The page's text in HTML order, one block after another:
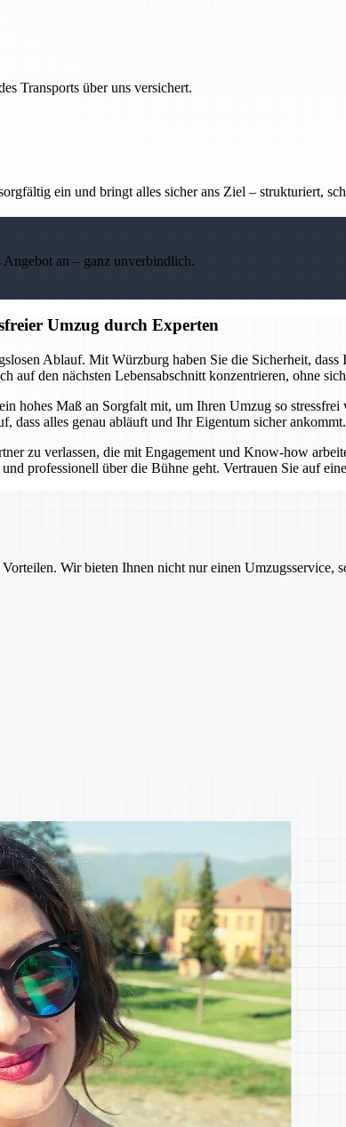
Transports über uns versichert.
ein und bringt alles sicher ans Ziel – strukturiert,
an – ganz unverbindlich.
Umzug durch Experten
Ablauf. Mit Würzburg haben Sie die Sicherheit,
auf den nächsten Lebensabschnitt konzentrieren, ohne
hohes Maß an Sorgfalt mit, um Ihren Umzug so
dass alles genau abläuft und Ihr Eigentum sicher ankommt.
zu verlassen, die mit Engagement und Know-how
professionell über die Bühne geht. Vertrauen Sie auf
Wir bieten Ihnen nicht nur einen